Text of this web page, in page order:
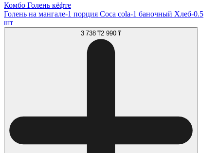
Комбо Голень кёфте
Голень на мангале-1 порция Coca cola-1 баночный Хлеб-0.5
шт
3 738 ₸2 990 ₸